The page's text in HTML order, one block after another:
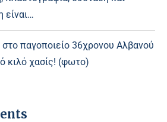
είναι…
στο παγοποιείο 36χρονου Αλβανού
κιλό χασίς! (φωτο)